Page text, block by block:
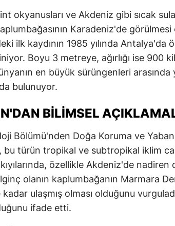
okyanusları ve Akdeniz gibi sıcak
Karadeniz'de
ilk kaydının 1985 yılında Antalya'da
Boyu 3 metreye, ağırlığı ise 900
en büyük sürüngenleri arasında
bulunuyor.
BILIMSEL
Bölümü'nden Doğa Koruma ve Yaban
bu türün tropikal ve subtropikal iklim
özellikle Akdeniz'de nadiren
olanın kaplumbağanın Marmara
ulaşmış olması olduğunu
ifade etti.